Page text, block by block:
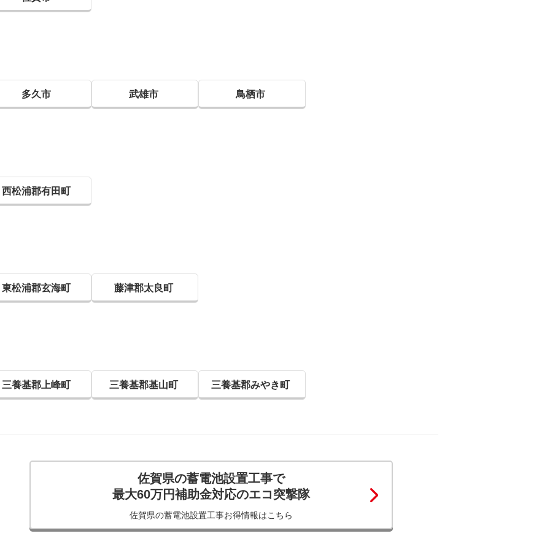
多久市 武雄市 鳥栖市
西松浦郡有田町
東松浦郡玄海町 藤津郡太良町
三養基郡上峰町 三養基郡基山町 三養基郡みやき町
佐賀県の蓄電池設置工事で
最大60万円補助金対応のエコ突撃隊
佐賀県の蓄電池設置工事お得情報はこちら